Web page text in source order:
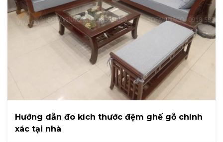
Hướng dẫn đo kích thước đệm ghế gỗ chính
xác tại nhà